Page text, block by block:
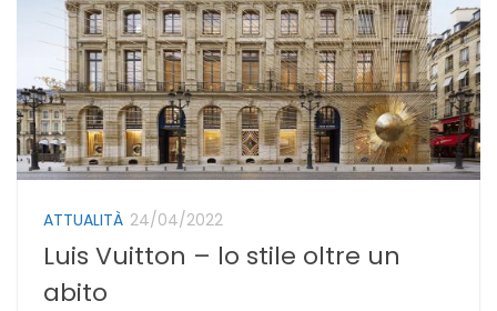
ATTUALITÀ 24/04/2022
Luis Vuitton – lo stile oltre un
abito